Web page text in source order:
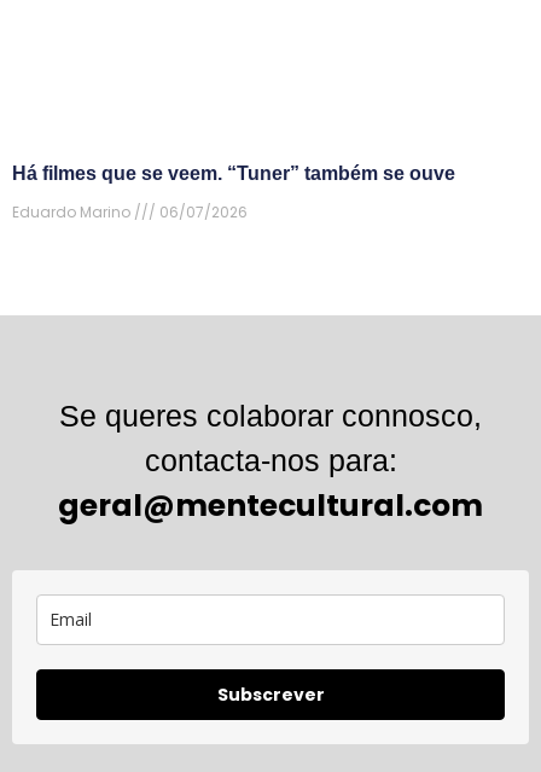
Há filmes que se veem. “Tuner” também se ouve
Eduardo Marino
06/07/2026
Se queres colaborar connosco,
contacta-nos para:
geral@mentecultural.com
Subscrever